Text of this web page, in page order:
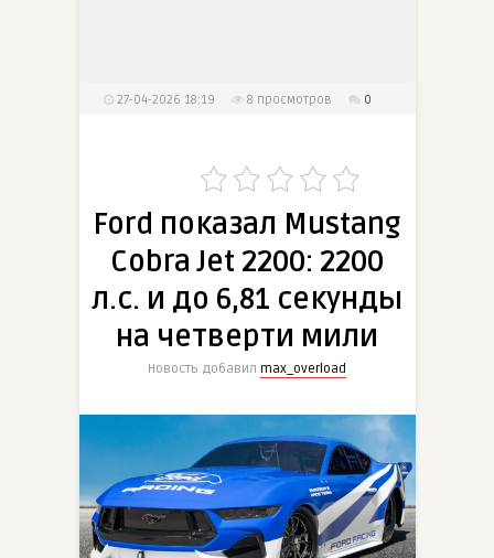
27-04-2026 18:19 8 просмотров 0
Ford показал Mustang
Cobra Jet 2200: 2200
л.с. и до 6,81 секунды
на четверти мили
Новость добавил max_overload